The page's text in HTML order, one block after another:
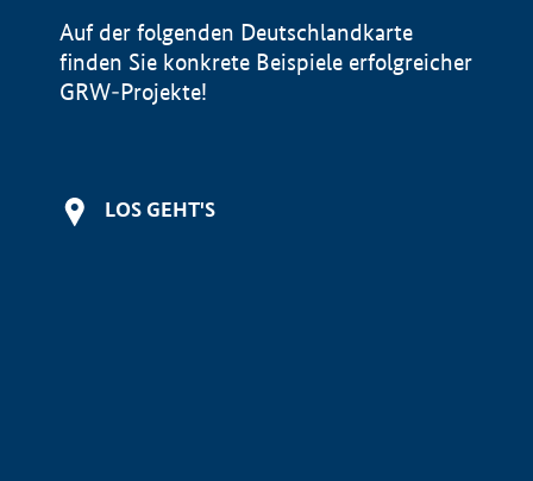
Auf der folgenden Deutschlandkarte
finden Sie konkrete Beispiele erfolgreicher
GRW-Projekte!
LOS GEHT'S